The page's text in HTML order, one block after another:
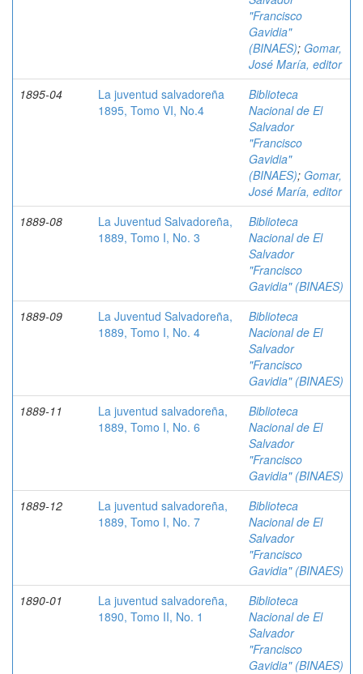
"Francisco
Gavidia"
(BINAES); Gomar,
José María, editor
1895-04
La juventud salvadoreña
1895, Tomo VI, No.4
Biblioteca
Nacional de El
Salvador
"Francisco
Gavidia"
(BINAES); Gomar,
José María, editor
1889-08
La Juventud Salvadoreña,
1889, Tomo I, No. 3
Biblioteca
Nacional de El
Salvador
"Francisco
Gavidia" (BINAES)
1889-09
La Juventud Salvadoreña,
1889, Tomo I, No. 4
Biblioteca
Nacional de El
Salvador
"Francisco
Gavidia" (BINAES)
1889-11
La juventud salvadoreña,
1889, Tomo I, No. 6
Biblioteca
Nacional de El
Salvador
"Francisco
Gavidia" (BINAES)
1889-12
La juventud salvadoreña,
1889, Tomo I, No. 7
Biblioteca
Nacional de El
Salvador
"Francisco
Gavidia" (BINAES)
1890-01
La juventud salvadoreña,
1890, Tomo II, No. 1
Biblioteca
Nacional de El
Salvador
"Francisco
Gavidia" (BINAES)